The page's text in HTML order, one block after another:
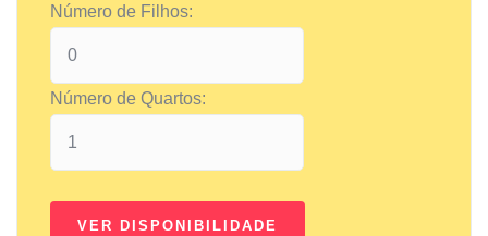
Número de Filhos:
Número de Quartos: